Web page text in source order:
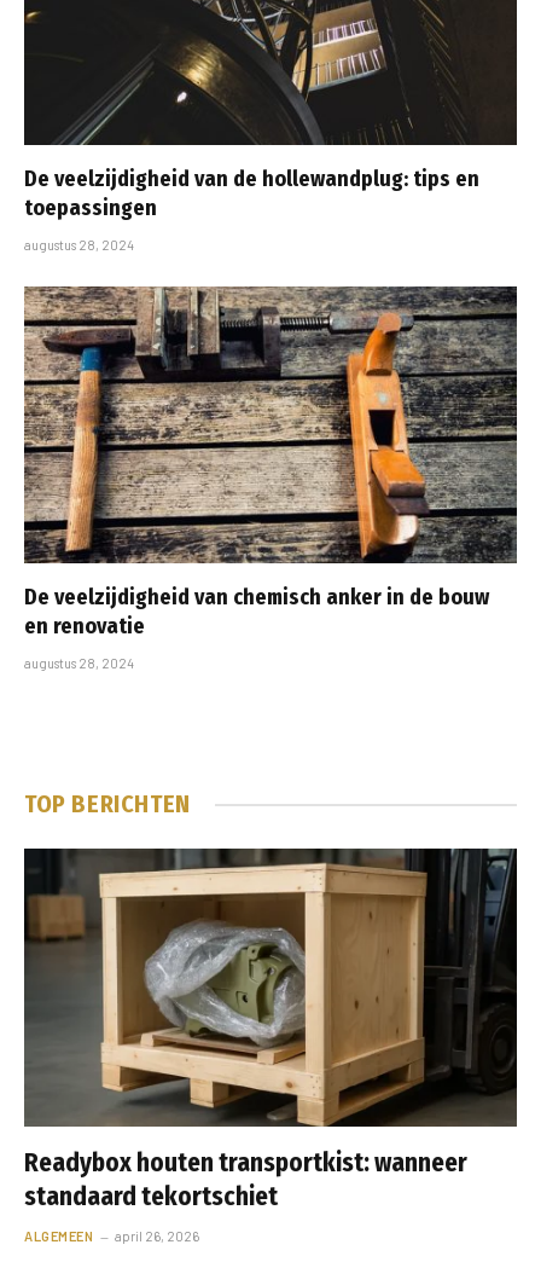
De veelzijdigheid van de hollewandplug: tips en
toepassingen
augustus 28, 2024
De veelzijdigheid van chemisch anker in de bouw
en renovatie
augustus 28, 2024
TOP BERICHTEN
Readybox houten transportkist: wanneer
standaard tekortschiet
ALGEMEEN april 26, 2026